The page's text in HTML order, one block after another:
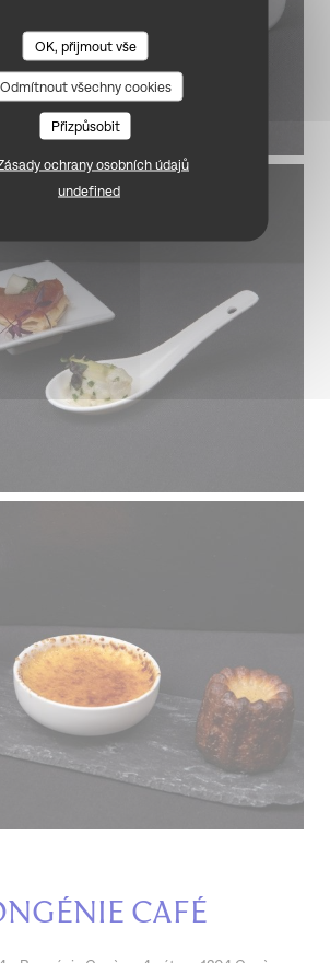
OK, přijmout vše
Odmítnout všechny cookies
Přizpůsobit
ochrany osobních údajů
undefined
Café
BONGÉNIE CAFÉ